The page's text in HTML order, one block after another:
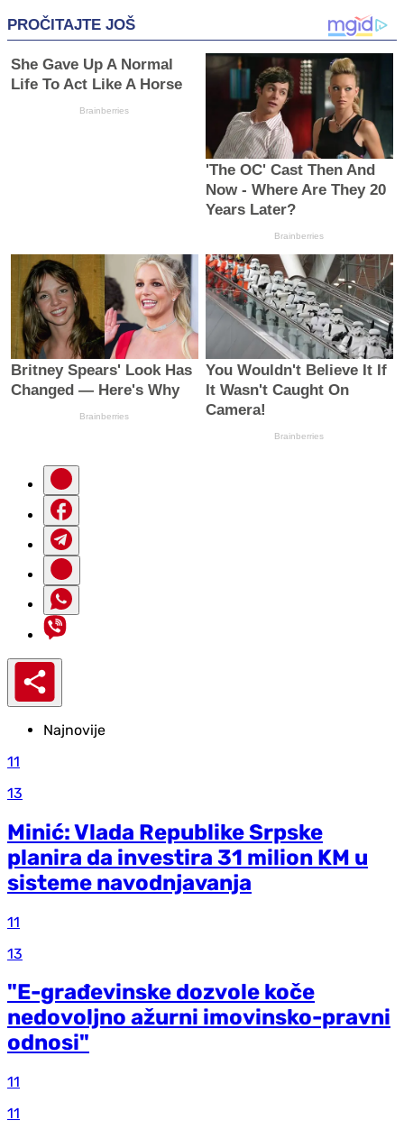
Najnovije
11
13
Minić: Vlada Republike Srpske
planira da investira 31 milion KM u
sisteme navodnjavanja
11
13
"E-građevinske dozvole koče
nedovoljno ažurni imovinsko-pravni
odnosi"
11
11